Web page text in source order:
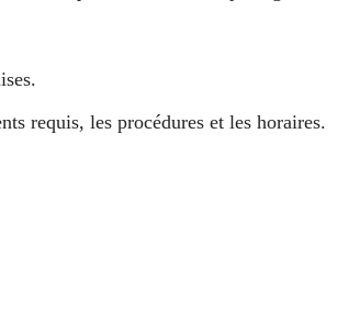
requis, les procédures et les horaires.